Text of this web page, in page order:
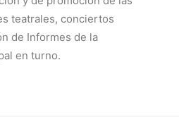
teatrales, conciertos
de Informes de la
en turno.